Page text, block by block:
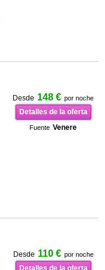
Desde 148 € por noche
Detalles de la oferta
Fuente Venere
Desde 110 € por noche
Detalles de la oferta